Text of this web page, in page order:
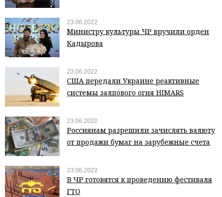
23.06.2022
Министру культуры ЧР вручили орден
Кадырова
23.06.2022
США передали Украине реактивные
системы залпового огня HIMARS
23.06.2022
Россиянам разрешили зачислять валюту
от продажи бумаг на зарубежные счета
23.06.2022
В ЧР готовятся к проведению фестиваля
ГТО